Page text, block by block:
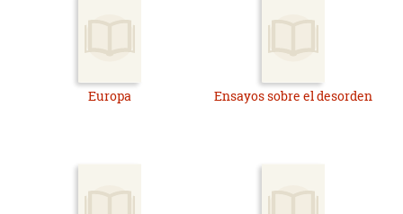
Europa Ensayos sobre el desorden